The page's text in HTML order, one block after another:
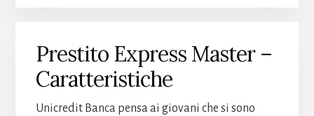
Prestito Express Master –
Caratteristiche
Unicredit Banca pensa ai giovani che si sono